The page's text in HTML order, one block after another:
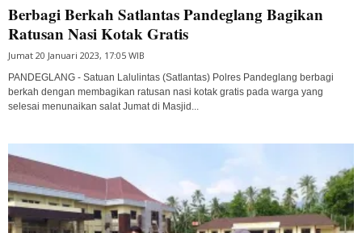
Berbagi Berkah Satlantas Pandeglang Bagikan
Ratusan Nasi Kotak Gratis
Jumat 20 Januari 2023, 17:05 WIB
PANDEGLANG - Satuan Lalulintas (Satlantas) Polres Pandeglang berbagi
berkah dengan membagikan ratusan nasi kotak gratis pada warga yang
selesai menunaikan salat Jumat di Masjid...